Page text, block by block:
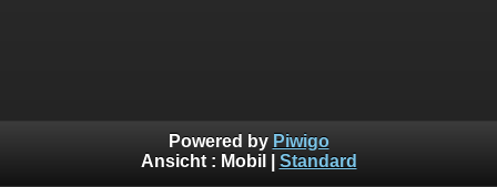
Powered by Piwigo
Ansicht : Mobil Standard